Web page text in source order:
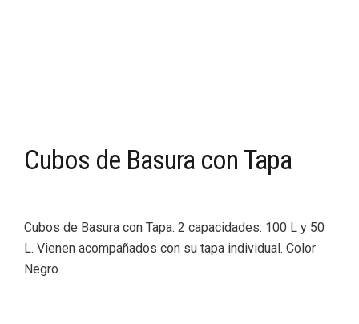
Cubos de Basura con Tapa
Cubos de Basura con Tapa. 2 capacidades: 100 L y 50
L. Vienen acompañados con su tapa individual. Color
Negro.